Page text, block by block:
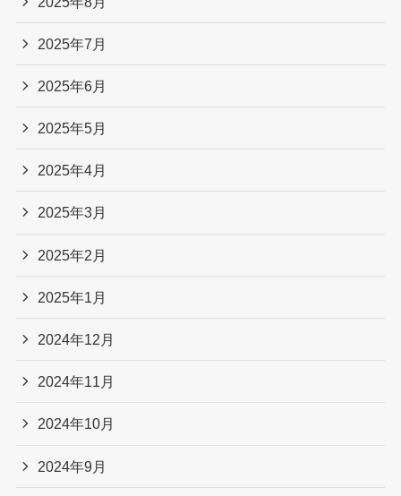
2025年7月
2025年6月
2025年5月
2025年4月
2025年3月
2025年2月
2025年1月
2024年12月
2024年11月
2024年10月
2024年9月